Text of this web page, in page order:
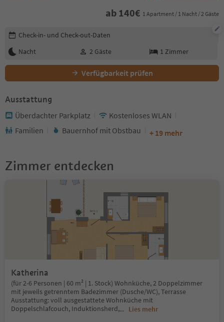
ab 140€ 1 Apartment / 1 Nacht / 2 Gäste
Buchungsdetails bearbeiten
Check-in- und Check-out-Daten
Nacht
2 Gäste 1 Zimmer
Verfügbarkeit prüfen
Ausstattung
Überdachter Parkplatz
Kostenloses WLAN
Familien
Bauernhof mit Obstbau + 19 mehr
Zimmer entdecken
Katherina
(für 2-6 Personen | 60 m² | 1. Stock) Wohnküche, 2 Doppelzimmer
mit jeweils getrenntem Badezimmer (Dusche/WC), Terrasse
Ausstattung: voll ausgestattete Wohnküche mit
Doppelschlafcouch, Induktionsherd,... Lies mehr